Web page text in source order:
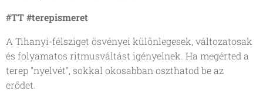
#TT #terepismeret
A Tihanyi-félsziget ösvényei különlegesek, változatosak
és folyamatos ritmusváltást igényelnek. Ha megérted a
terep "nyelvét", sokkal okosabban oszthatod be az
erődet.